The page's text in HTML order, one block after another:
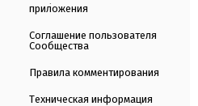
приложения
Соглашение пользователя
Сообщества
Правила комментирования
Техническая информация